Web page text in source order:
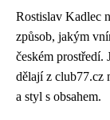
Rostislav Kadlec
způsob, jakým
českém prostředí.
dělají z club77.cz
a styl s obsahem.